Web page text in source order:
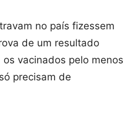
no país fizessem
de um resultado
vacinados pelo menos
precisam de